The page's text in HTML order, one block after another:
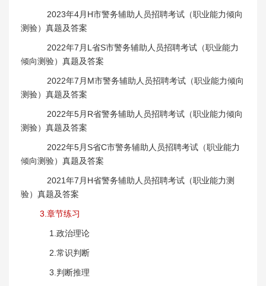
2023年4月H市警务辅助人员招聘考试（职业能力倾向
测验）真题及答案
2022年7月L省S市警务辅助人员招聘考试（职业能力
倾向测验）真题及答案
2022年7月M市警务辅助人员招聘考试（职业能力倾向
测验）真题及答案
2022年5月R省警务辅助人员招聘考试（职业能力倾向
测验）真题及答案
2022年5月S省C市警务辅助人员招聘考试（职业能力
倾向测验）真题及答案
2021年7月H省警务辅助人员招聘考试（职业能力测
验）真题及答案
3.章节练习
1.政治理论
2.常识判断
3.判断推理